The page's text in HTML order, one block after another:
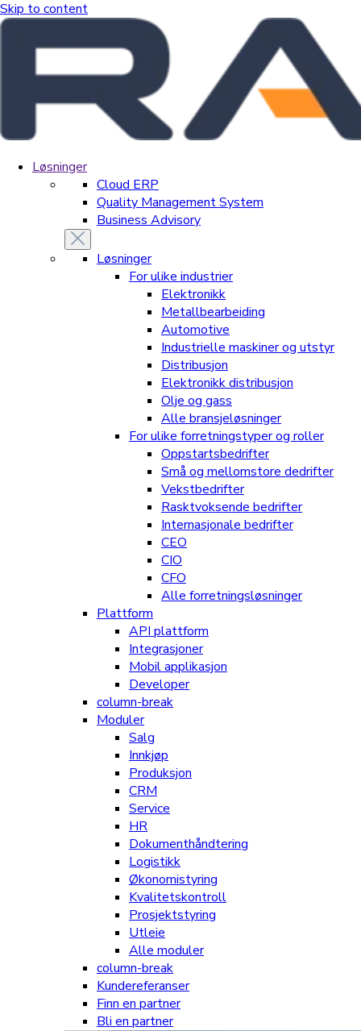
Skip to content
Løsninger
Cloud ERP
Quality Management System
Business Advisory
Løsninger
For ulike industrier
Elektronikk
Metallbearbeiding
Automotive
Industrielle maskiner og utstyr
Distribusjon
Elektronikk distribusjon
Olje og gass
Alle bransjeløsninger
For ulike forretningstyper og roller
Oppstartsbedrifter
Små og mellomstore dedrifter
Vekstbedrifter
Rasktvoksende bedrifter
Internasjonale bedrifter
CEO
CIO
CFO
Alle forretningsløsninger
Plattform
API plattform
Integrasjoner
Mobil applikasjon
Developer
column-break
Moduler
Salg
Innkjøp
Produksjon
CRM
Service
HR
Dokumenthåndtering
Logistikk
Økonomistyring
Kvalitetskontroll
Prosjektstyring
Utleie
Alle moduler
column-break
Kundereferanser
Finn en partner
Bli en partner